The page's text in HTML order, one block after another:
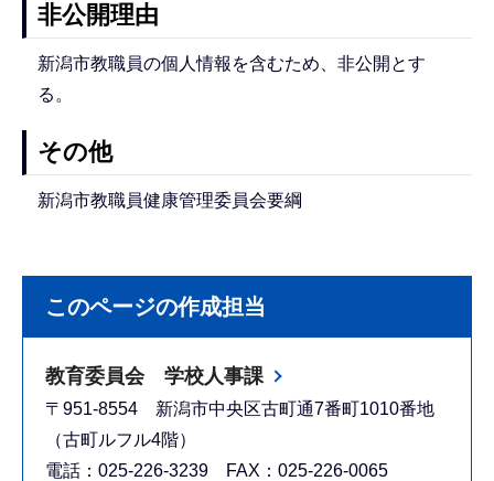
非公開理由
新潟市教職員の個人情報を含むため、非公開とす
る。
その他
新潟市教職員健康管理委員会要綱
このページの作成担当
教育委員会 学校人事課
〒951-8554 新潟市中央区古町通7番町1010番地
（古町ルフル4階）
電話：025-226-3239 FAX：025-226-0065